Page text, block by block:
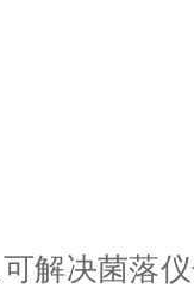
解决菌落